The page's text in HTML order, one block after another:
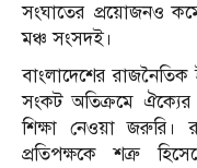
সংঘাতের প্রয়োজনও
মঞ্চ সংসদই।
বাংলাদেশের
সংকট অতিক্রমে
শিক্ষা নেওয়া জরুরি।
প্রতিপক্ষকে শত্রু